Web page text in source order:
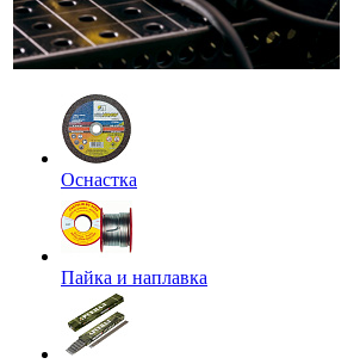
Оснастка
Пайка и наплавка